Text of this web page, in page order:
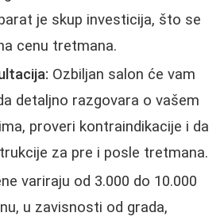
je skup investicija, što se
cenu tretmana.
Ozbiljan salon će vam
detaljno razgovara o vašem
proveri kontraindikacije i da
za pre i posle tretmana.
variraju od 3.000 do 10.000
u zavisnosti od grada,